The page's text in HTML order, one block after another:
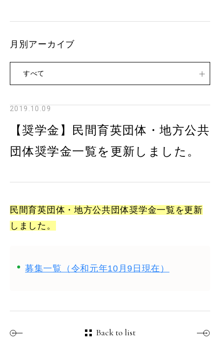
2019.10.09
【奨学金】民間育英団体・地方公共
団体奨学金一覧を更新しました。
民間育英団体・地方公共団体奨学金一覧を更新
しました。
募集一覧（令和元年10月9日現在）
Back to list
月別アーカイブ
すべて